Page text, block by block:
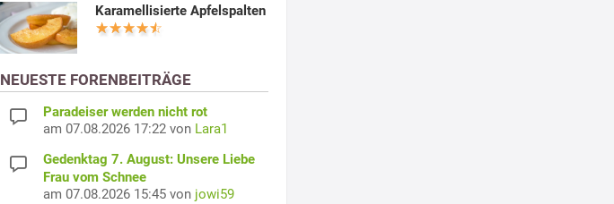
Karamellisierte Apfelspalten
NEUESTE FORENBEITRÄGE
Paradeiser werden nicht rot
am 07.08.2026 17:22 von Lara1
Gedenktag 7. August: Unsere Liebe
Frau vom Schnee
am 07.08.2026 15:45 von jowi59